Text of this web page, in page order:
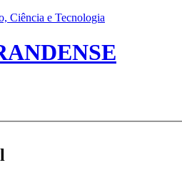
Ciência e Tecnologia